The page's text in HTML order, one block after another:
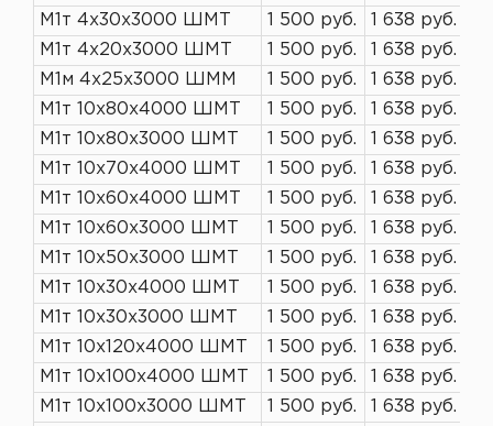
М1т 4х30х3000 ШМТ
1 500 руб.
1 638 руб.
М1т 4х20х3000 ШМТ
1 500 руб.
1 638 руб.
М1м 4х25х3000 ШММ
1 500 руб.
1 638 руб.
М1т 10х80х4000 ШМТ
1 500 руб.
1 638 руб.
М1т 10х80х3000 ШМТ
1 500 руб.
1 638 руб.
М1т 10х70х4000 ШМТ
1 500 руб.
1 638 руб.
М1т 10х60х4000 ШМТ
1 500 руб.
1 638 руб.
М1т 10х60х3000 ШМТ
1 500 руб.
1 638 руб.
М1т 10х50х3000 ШМТ
1 500 руб.
1 638 руб.
М1т 10х30х4000 ШМТ
1 500 руб.
1 638 руб.
М1т 10х30х3000 ШМТ
1 500 руб.
1 638 руб.
М1т 10х120х4000 ШМТ
1 500 руб.
1 638 руб.
М1т 10х100х4000 ШМТ
1 500 руб.
1 638 руб.
М1т 10х100х3000 ШМТ
1 500 руб.
1 638 руб.